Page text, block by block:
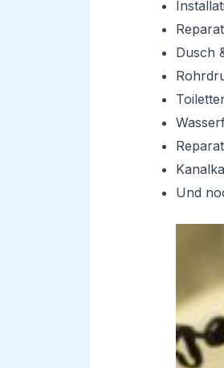
Dusch
Und